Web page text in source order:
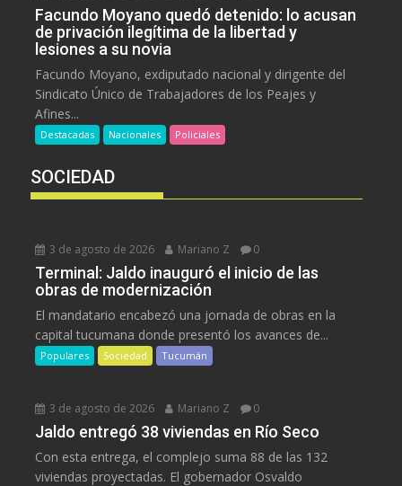
Facundo Moyano quedó detenido: lo acusan
de privación ilegítima de la libertad y
lesiones a su novia
Facundo Moyano, exdiputado nacional y dirigente del
Sindicato Único de Trabajadores de los Peajes y
Afines...
Destacadas Nacionales Policiales
SOCIEDAD
3 de agosto de 2026 Mariano Z 0
Terminal: Jaldo inauguró el inicio de las
obras de modernización
El mandatario encabezó una jornada de obras en la
capital tucumana donde presentó los avances de...
Populares Sociedad Tucumán
3 de agosto de 2026 Mariano Z 0
Jaldo entregó 38 viviendas en Río Seco
Con esta entrega, el complejo suma 88 de las 132
viviendas proyectadas. El gobernador Osvaldo